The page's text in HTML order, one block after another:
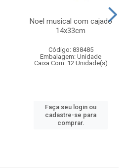
Noel musical com cajado
14x33cm
Código: 838485
Embalagem: Unidade
Caixa Com: 12 Unidade(s)
Faça seu login ou
cadastre-se para
comprar.